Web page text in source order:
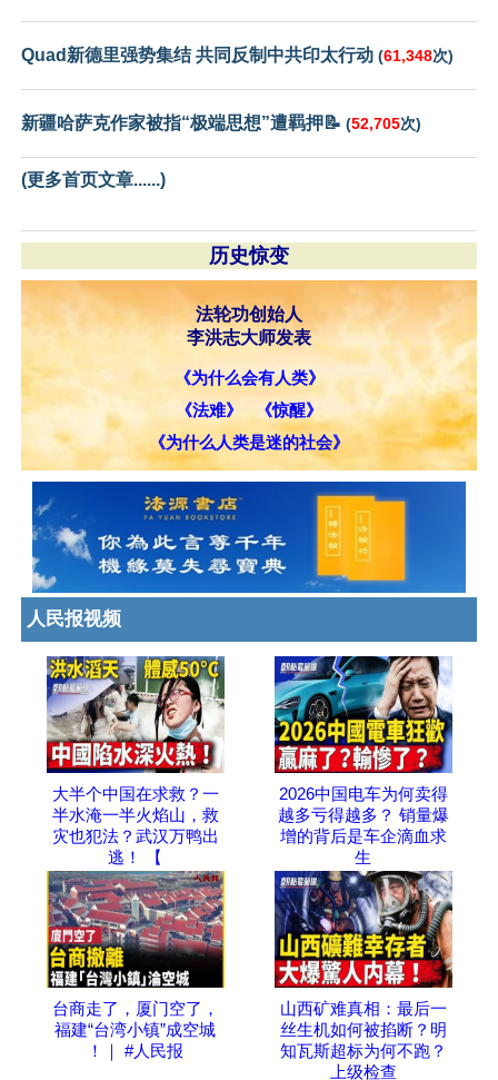
Quad新德里强势集结 共同反制中共印太行动 (61,348次)
新疆哈萨克作家被指“极端思想”遭羁押📝 (52,705次)
(更多首页文章......)
历史惊变
法轮功创始人
李洪志大师发表
《为什么会有人类》
《法难》
《惊醒》
《为什么人类是迷的社会》
人民报视频
大半个中国在求救？一
半水淹一半火焰山，救
灾也犯法？武汉万鸭出
逃！ 【
2026中国电车为何卖得
越多亏得越多？ 销量爆
增的背后是车企滴血求
生
台商走了，厦门空了，
福建“台湾小镇”成空城
！｜ #人民报
山西矿难真相：最后一
丝生机如何被掐断？明
知瓦斯超标为何不跑？
上级检查